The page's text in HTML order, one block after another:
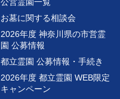
お墓に関する相談会
2026年度 神奈川県の市営霊
園 公募情報
都立霊園 公募情報・手続き
2026年度 都立霊園 WEB限定
キャンペーン